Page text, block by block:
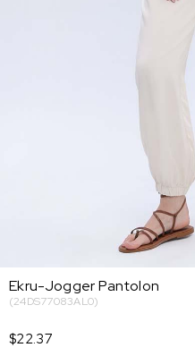
Ekru-Jogger Pantolon
(24DS77083AL0)
$22.37